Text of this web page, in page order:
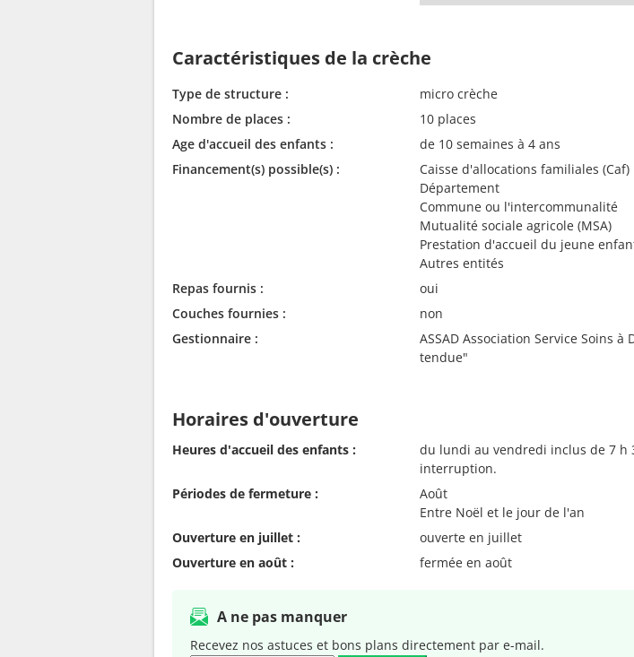
Caractéristiques de la crèche
Type de structure :
micro crèche
Nombre de places :
10 places
Age d'accueil des enfants :
de 10 semaines à 4 ans
Financement(s) possible(s) :
Caisse d'allocations familiales (Caf)
Département
Commune ou l'intercommunalité
Mutualité sociale agricole (MSA)
Prestation d'accueil du jeune
Autres entités
Repas fournis :
oui
Couches fournies :
non
Gestionnaire :
ASSAD Association Service Soins à
tendue"
Horaires d'ouverture
Heures d'accueil des enfants :
du lundi au vendredi inclus de 7 h
interruption.
Périodes de fermeture :
Août
Entre Noël et le jour de l'an
Ouverture en juillet :
ouverte en juillet
Ouverture en août :
fermée en août
A ne pas manquer
Recevez nos astuces et bons plans directement par e-mail.